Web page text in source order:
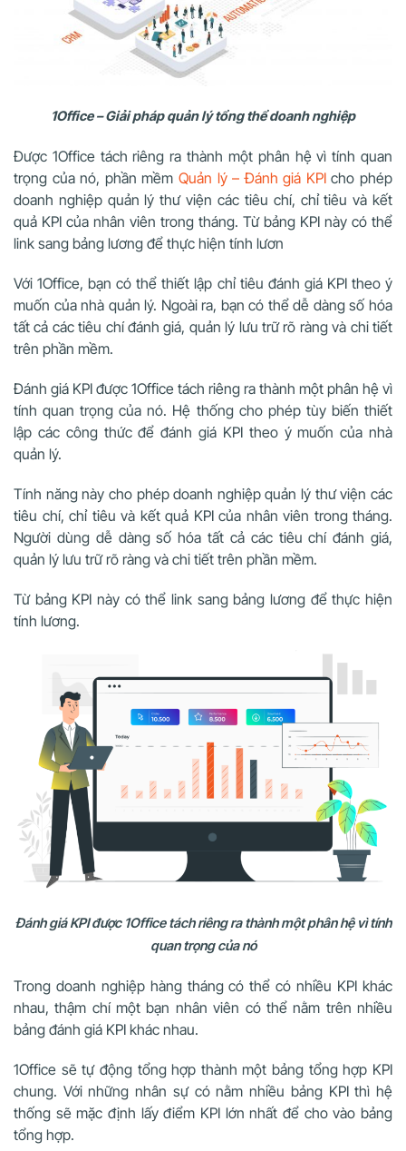
1Office – Giải pháp quản lý tổng thể doanh nghiệp
Được 1Office tách riêng ra thành một phân hệ vì tính quan
trọng của nó, phần mềm Quản lý – Đánh giá KPIcho phép
doanh nghiệp quản lý thư viện các tiêu chí, chỉ tiêu và kết
quả KPI của nhân viên trong tháng. Từ bảng KPI này có thể
link sang bảng lương để thực hiện tính lươn
Với 1Office, bạn có thể thiết lập chỉ tiêu đánh giá KPI theo ý
muốn của nhà quản lý. Ngoài ra, bạn có thể dễ dàng số hóa
tất cả các tiêu chí đánh giá, quản lý lưu trữ rõ ràng và chi tiết
trên phần mềm.
Đánh giá KPI được 1Office tách riêng ra thành một phân hệ vì
tính quan trọng của nó. Hệ thống cho phép tùy biến thiết
lập các công thức để đánh giá KPI theo ý muốn của nhà
quản lý.
Tính năng này cho phép doanh nghiệp quản lý thư viện các
tiêu chí, chỉ tiêu và kết quả KPI của nhân viên trong tháng.
Người dùng dễ dàng số hóa tất cả các tiêu chí đánh giá,
quản lý lưu trữ rõ ràng và chi tiết trên phần mềm.
Từ bảng KPI này có thể link sang bảng lương để thực hiện
tính lương.
Đánh giá KPI được 1Office tách riêng ra thành một phân hệ vì tính
quan trọng của nó
Trong doanh nghiệp hàng tháng có thể có nhiều KPI khác
nhau, thậm chí một bạn nhân viên có thể nằm trên nhiều
bảng đánh giá KPI khác nhau.
1Office sẽ tự động tổng hợp thành một bảng tổng hợp KPI
chung. Với những nhân sự có nằm nhiều bảng KPI thì hệ
thống sẽ mặc định lấy điểm KPI lớn nhất để cho vào bảng
tổng hợp.